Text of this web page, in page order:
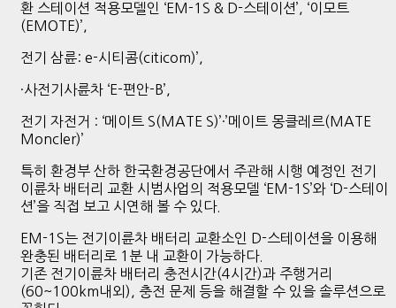
환 스테이션 적용모델인 ‘EM-1S & D-스테이션’, ‘이모트
(EMOTE)’,
전기 삼륜: e-시티콤(citicom)’,
·사전기사륜차 ‘E-편안-B’,
전기 자전거 : ‘메이트 S(MATE S)’·’메이트 몽클레르(MATE
Moncler)’
특히 환경부 산하 한국환경공단에서 주관해 시행 예정인 전기
이륜차 배터리 교환 시범사업의 적용모델 ‘EM-1S’와 ‘D-스테이
션’을 직접 보고 시연해 볼 수 있다.
EM-1S는 전기이륜차 배터리 교환소인 D-스테이션을 이용해
완충된 배터리로 1분 내 교환이 가능하다.
기존 전기이륜차 배터리 충전시간(4시간)과 주행거리
(60~100km내외), 충전 문제 등을 해결할 수 있을 솔루션으로